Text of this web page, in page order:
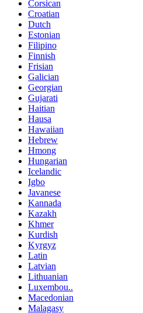
Corsican
Croatian
Dutch
Estonian
Filipino
Finnish
Frisian
Galician
Georgian
Gujarati
Haitian
Hausa
Hawaiian
Hebrew
Hmong
Hungarian
Icelandic
Igbo
Javanese
Kannada
Kazakh
Khmer
Kurdish
Kyrgyz
Latin
Latvian
Lithuanian
Luxembou..
Macedonian
Malagasy